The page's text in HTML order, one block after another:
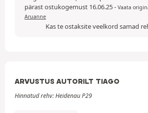
pärast ostukogemust 16.06.25- Vaata
Aruanne
Kas te ostaksite veelkord samad
ARVUSTUS AUTORILT TIAGO
Hinnatud rehv: Heidenau P29